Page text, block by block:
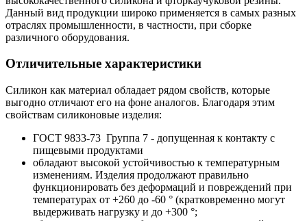
Данный вид продукции широко применяется в самых разных
отраслях промышленности, в частности, при сборке
различного оборудования.
Отличительные характеристики
Силикон как материал обладает рядом свойств, которые
выгодно отличают его на фоне аналогов. Благодаря этим
свойствам силиконовые изделия:
ГОСТ 9833-73 Группа 7 - допущенная к контакту с
пищевыми продуктами
обладают высокой устойчивостью к температурным
изменениям. Изделия продолжают правильно
функционировать без деформаций и повреждений при
температурах от +260 до -60 ° (кратковременно могут
выдерживать нагрузку и до +300 °;